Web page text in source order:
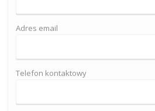
Adres email
Telefon kontaktowy